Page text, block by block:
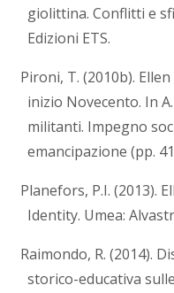
giolittina. Conflitti e
Edizioni ETS.
Pironi, T. (2010b).
inizio Novecento. In
militanti. Impegno
emancipazione (pp.
Planefors, P.I. (2013).
Identity. Umea:
Raimondo, R. (2014).
storico-educativa